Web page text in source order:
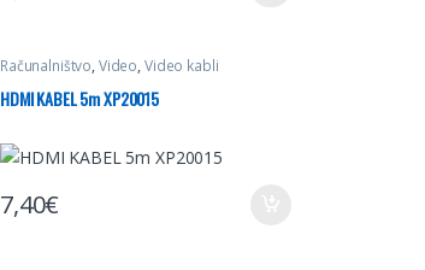
Računalništvo, Video, Video kabli
HDMI KABEL 5m XP20015
7,40€